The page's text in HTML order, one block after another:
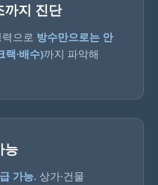
까지 진단
으로 방수만으로는 안
랙·배수)까지 파악해
능
가능. 상가·건물